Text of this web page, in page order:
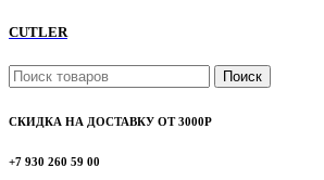
CUTLER
Поиск
СКИДКА НА ДОСТАВКУ ОТ 3000Р
+7 930 260 59 00